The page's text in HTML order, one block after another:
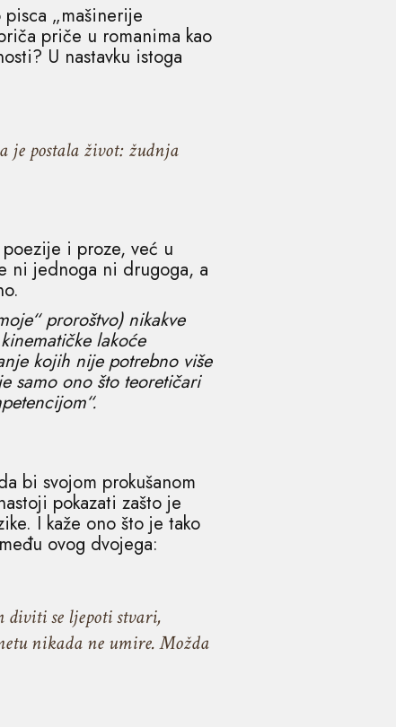
„mašinerije
priče u romanima kao
U nastavku istoga
je postala život: žudnja
i proze, već u
ni jednoga ni drugoga, a
proroštvo) nikakve
lakoće
kojih nije potrebno više
samo ono što teoretičari
bi svojom prokušanom
pokazati zašto je
I kaže ono što je tako
ovog dvojega:
diviti se ljepoti stvari,
nikada ne umire. Možda